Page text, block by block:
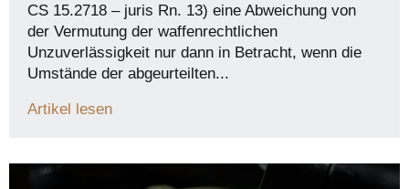
CS 15.2718 – juris Rn. 13) eine Abweichung von
der Vermutung der waffenrechtlichen
Unzuverlässigkeit nur dann in Betracht, wenn die
Umstände der abgeurteilten...
Artikel lesen